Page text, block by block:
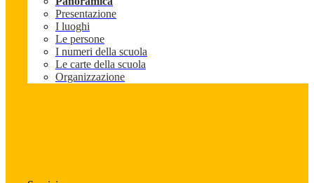
Presentazione
I luoghi
Le persone
I numeri della scuola
Le carte della scuola
Organizzazione